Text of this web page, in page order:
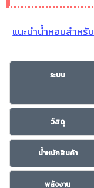
แนะนำน้ำหอมสำห
ระบบ
วัสดุ
น้ำหนักสินค้า
พลังงาน